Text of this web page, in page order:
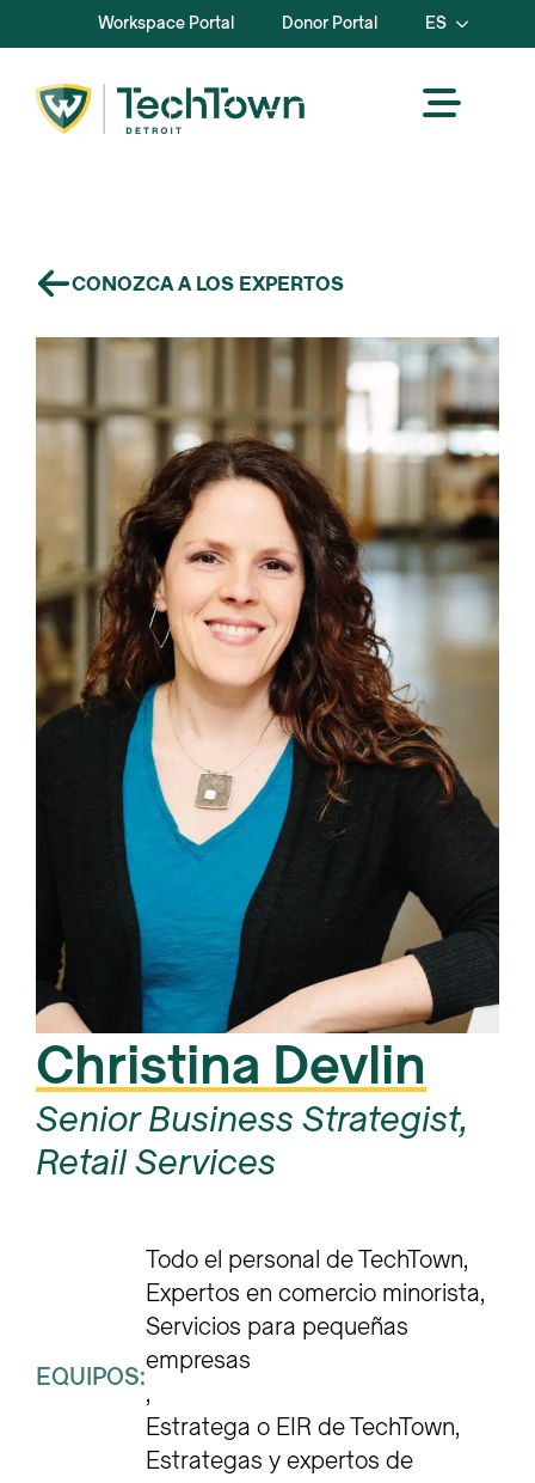
Workspace Portal Donor Portal ES
CONOZCA A LOS EXPERTOS
Christina Devlin
Senior Business Strategist,
Retail Services
EQUIPOS:
Todo el personal de TechTown
Expertos en comercio minorista
Servicios para pequeñas
empresas
Estratega o EIR de TechTown
Estrategas y expertos de